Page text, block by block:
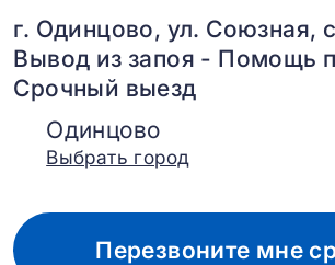
г. Одинцово, ул. Союзная,
Вывод из запоя - Помощь
Срочный выезд
Одинцово
Выбрать город
Перезвоните мне